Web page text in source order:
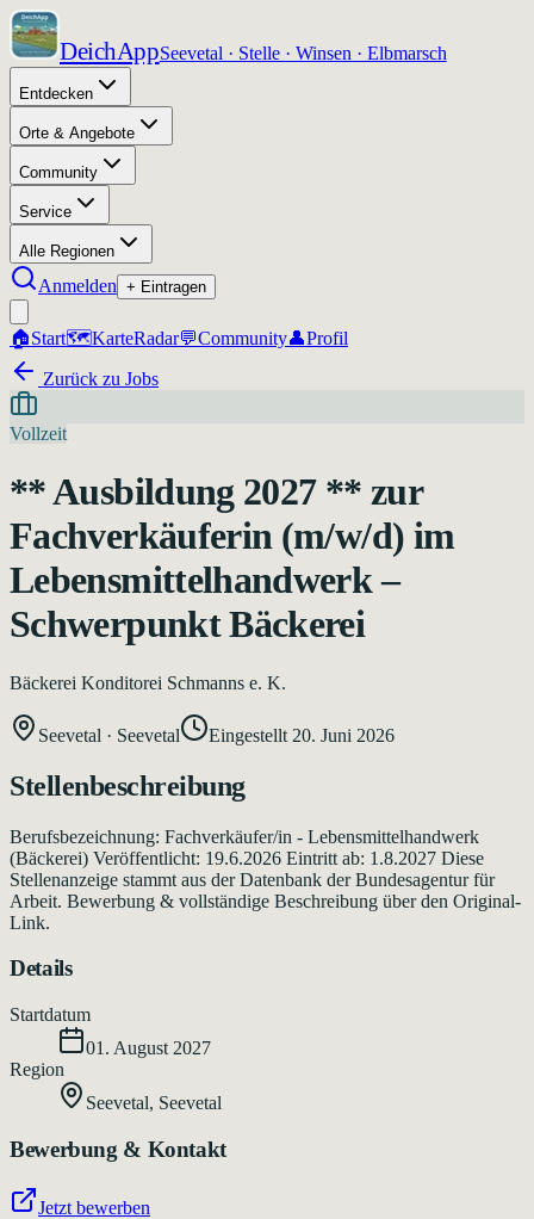
DeichAppSeevetal · Stelle · Winsen · Elbmarsch
Entdecken
Orte & Angebote
Community
Service
Alle Regionen
Anmelden + Eintragen
🏠Start🗺️KarteRadar💬Community👤Profil
Zurück zu Jobs
Vollzeit
** Ausbildung 2027 ** zur
Fachverkäuferin (m/w/d) im
Lebensmittelhandwerk –
Schwerpunkt Bäckerei
Bäckerei Konditorei Schmanns e. K.
Seevetal · Seevetal Eingestellt 20. Juni 2026
Stellenbeschreibung
Berufsbezeichnung: Fachverkäufer/in - Lebensmittelhandwerk
(Bäckerei) Veröffentlicht: 19.6.2026 Eintritt ab: 1.8.2027 Diese
Stellenanzeige stammt aus der Datenbank der Bundesagentur für
Arbeit. Bewerbung & vollständige Beschreibung über den Original-
Link.
Details
Startdatum
01. August 2027
Region
Seevetal, Seevetal
Bewerbung & Kontakt
Jetzt bewerben